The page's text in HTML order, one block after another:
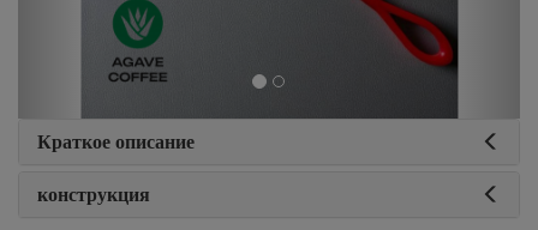
Краткое описание
конструкция